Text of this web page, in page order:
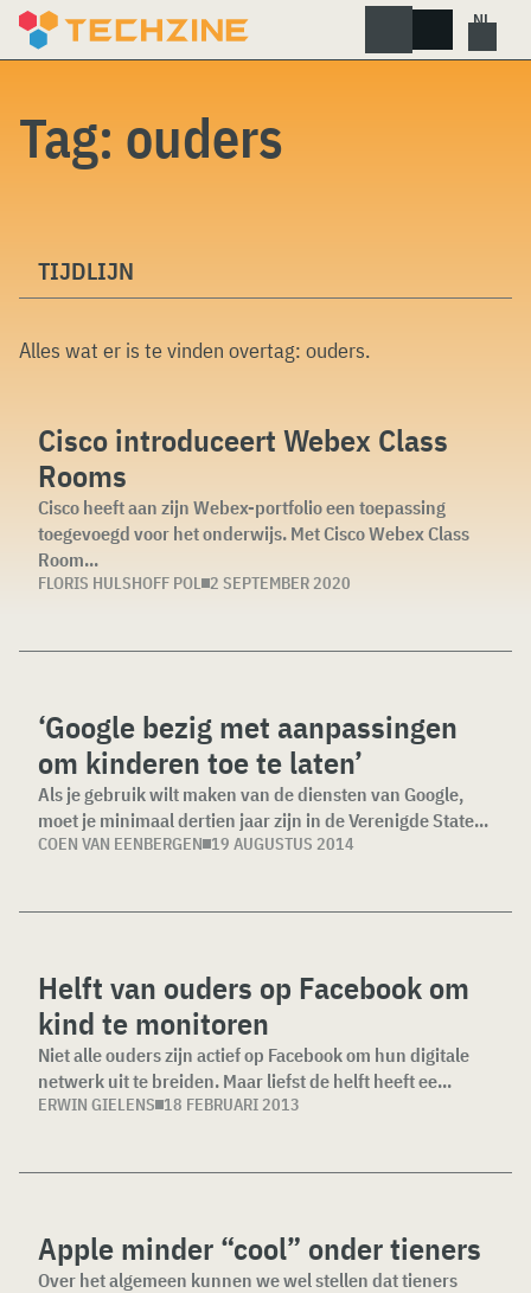
Skip
Tag: ouders
TIJDLIJN
Alles wat er is te vinden overtag: ouders.
Cisco introduceert Webex Class
Rooms
Cisco heeft aan zijn Webex-portfolio een toepassing
toegevoegd voor het onderwijs. Met Cisco Webex Class
Room...
FLORIS HULSHOFF POL 2 SEPTEMBER 2020
‘Google bezig met aanpassingen
om kinderen toe te laten’
Als je gebruik wilt maken van de diensten van Google,
moet je minimaal dertien jaar zijn in de Verenigde State...
COEN VAN EENBERGEN 19 AUGUSTUS 2014
Helft van ouders op Facebook om
kind te monitoren
Niet alle ouders zijn actief op Facebook om hun digitale
netwerk uit te breiden. Maar liefst de helft heeft ee...
ERWIN GIELENS 18 FEBRUARI 2013
Apple minder “cool” onder tieners
Over het algemeen kunnen we wel stellen dat tieners